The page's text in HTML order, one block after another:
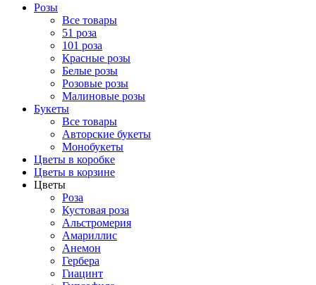
Розы
Все товары
51 роза
101 роза
Красные розы
Белые розы
Розовые розы
Малиновые розы
Букеты
Все товары
Авторские букеты
Монобукеты
Цветы в коробке
Цветы в корзине
Цветы
Роза
Кустовая роза
Альстромерия
Амариллис
Анемон
Гербера
Гиацинт